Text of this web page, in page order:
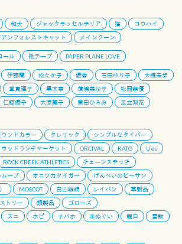
和犬 ジャックラッセルテリア 猫
コウハイ
ンフォレストキャット メインクーン
ール 紙テープ PAPER PLANE LOVE
伊藤蘭 松たか子 優香 石田ゆり子
大橋未歩
堂真理子 黒木華 蓮佛美沙子
松岡茉優
仁藤優子 大原麗子 栗田ひろみ
足立梨花
ウンドカラー クレリック
シンプルなタイバー
ッドランチマーケット ORCIVAL KATO
Ues
ROCK CREEK ATHLETICS
チェーンステッチ
ムーブ オニツカタイガー
げんべいのビーサン
MOSCOT 白山眼鏡 レイバン
革製品
トリー
銀製品
ゴローズ
ズニ ホピ ナバホ 手ぬぐい 鯉口
雪駄